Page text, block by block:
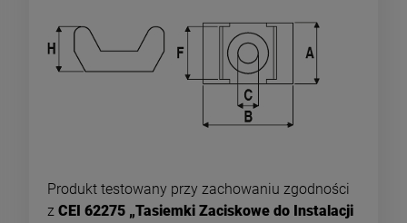
Produkt testowany przy zachowaniu zgodności
z CEI 62275 „Tasiemki Zaciskowe do Instalacji